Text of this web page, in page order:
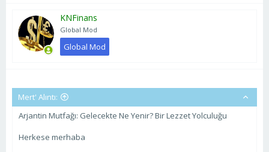
KNFinans
Global Mod
Global Mod
Mert' Alıntı:
Arjantin Mutfağı: Gelecekte Ne Yenir? Bir Lezzet Yolculuğu
Herkese merhaba